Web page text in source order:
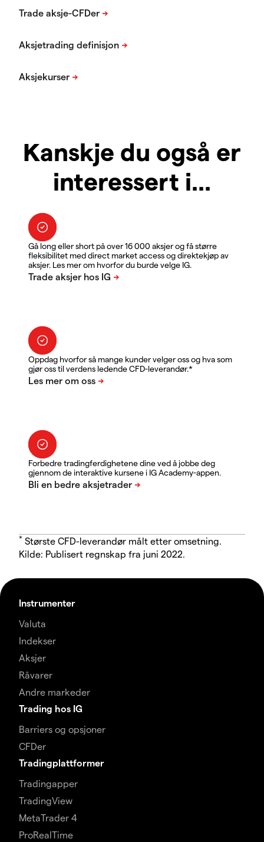
Kanskje du også er
interessert i...
Gå long eller short på over 16 000 aksjer og få større
fleksibilitet med direct market access og direktekjøp av
aksjer. Les mer om hvorfor du burde velge IG.
Oppdag hvorfor så mange kunder velger oss og hva som
gjør oss til verdens ledende CFD-leverandør.*
Forbedre tradingferdighetene dine ved å jobbe deg
gjennom de interaktive kursene i IG Academy-appen.
* Største CFD-leverandør målt etter omsetning.
Kilde: Publisert regnskap fra juni 2022.
Instrumenter
Valuta
Indekser
Aksjer
Råvarer
Andre markeder
Trading hos IG
Barriers og opsjoner
CFDer
Tradingplattformer
Tradingapper
TradingView
MetaTrader 4
ProRealTime